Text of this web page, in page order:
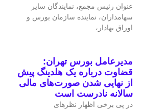
عنوان رئیس مجمع، نمایندگان سایر
سهامداران، نماینده سازمان بورس و
اوراق بهادار،
مدیرعامل بورس تهران:
قضاوت درباره یک هلدینگ پیش
از نهایی شدن صورت‌های مالی
سالانه نادرست است
در پی برخی اظهار نظرهای